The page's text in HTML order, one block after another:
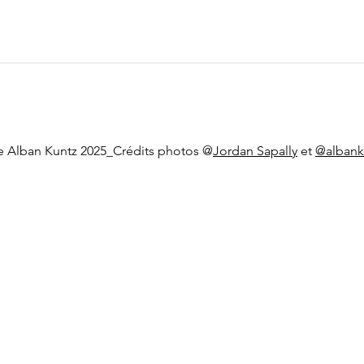
Alban Kuntz 2025_Crédits photos @Jordan Sapally et